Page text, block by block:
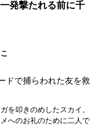
発撃たれる前に千
ドで捕らわれた友を救
を叩きのめしたスカイ。
へのお礼のために二人で